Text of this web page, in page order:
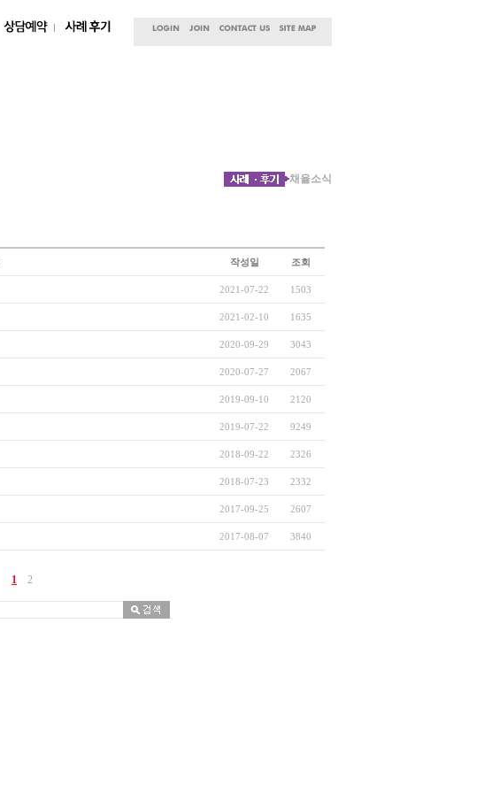
채율소식
작성일 조회
2021-07-22 1503
2021-02-10 1635
2020-09-29 3043
2020-07-27 2067
2019-09-10 2120
2019-07-22 9249
2018-09-22 2326
2018-07-23 2332
2017-09-25 2607
2017-08-07 3840
1 2